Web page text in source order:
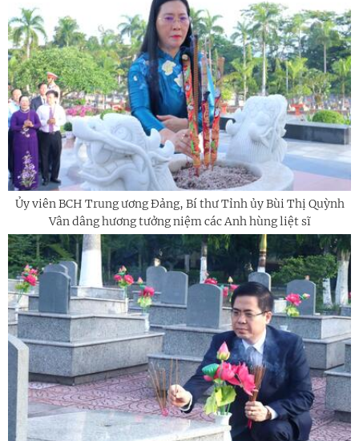
Ủy viên BCH Trung ương Đảng, Bí thư Tỉnh ủy Bùi Thị Quỳnh
Vân dâng hương tưởng niệm các Anh hùng liệt sĩ